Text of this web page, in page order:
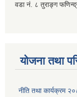
वडा नं. ८ तुराङ्ग
योजना तथा
नीति तथा कार्यक्रम